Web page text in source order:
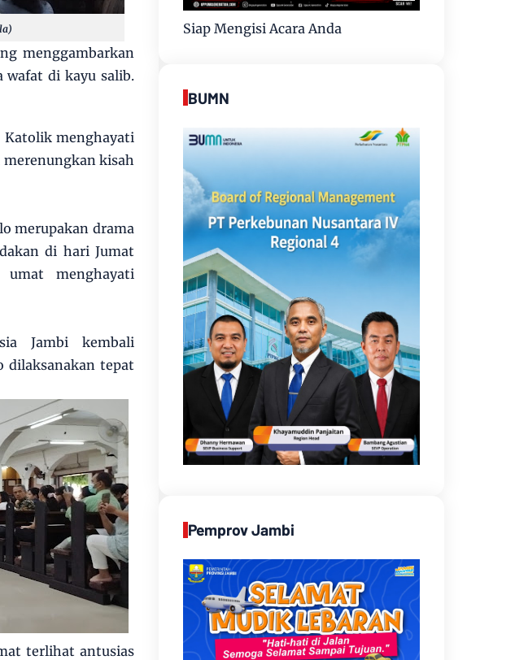
menggambarkan
wafat di kayu salib.
menghayati
kisah
merupakan drama
di hari Jumat
menghayati
Jambi kembali
dilaksanakan tepat
terlihat antusias
Siap Mengisi Acara Anda
BUMN
Pemprov Jambi